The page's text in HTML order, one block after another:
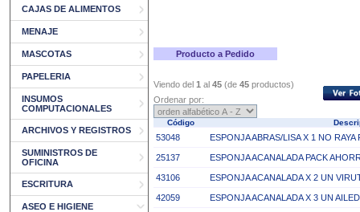
CAJAS DE ALIMENTOS
MENAJE
MASCOTAS
PAPELERIA
INSUMOS
COMPUTACIONALES
ARCHIVOS Y REGISTROS
SUMINISTROS DE
OFICINA
ESCRITURA
ASEO E HIGIENE
Producto a Pedido
Viendo del 1 al 45 (de 45 productos)
Ordenar por:
Código
53048 ESPONJA ABRAS/LISA X 1 NO RAYA
25137 ESPONJA ACANALADA PACK
43106 ESPONJA ACANALADA X 2 UN
42059 ESPONJA ACANALADA X 3 UN